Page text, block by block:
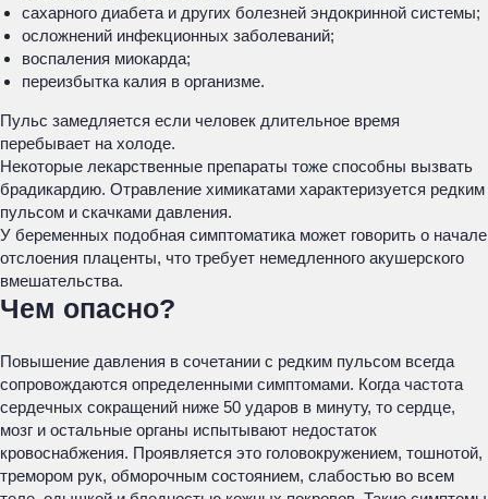
сахарного диабета и других болезней эндокринной системы;
осложнений инфекционных заболеваний;
воспаления миокарда;
переизбытка калия в организме.
Пульс замедляется если человек длительное время
перебывает на холоде.
Некоторые лекарственные препараты тоже способны вызвать
брадикардию. Отравление химикатами характеризуется редким
пульсом и скачками давления.
У беременных подобная симптоматика может говорить о начале
отслоения плаценты, что требует немедленного акушерского
вмешательства.
Чем опасно?
Повышение давления в сочетании с редким пульсом всегда
сопровождаются определенными симптомами. Когда частота
сердечных сокращений ниже 50 ударов в минуту, то сердце,
мозг и остальные органы испытывают недостаток
кровоснабжения. Проявляется это головокружением, тошнотой,
тремором рук, обморочным состоянием, слабостью во всем